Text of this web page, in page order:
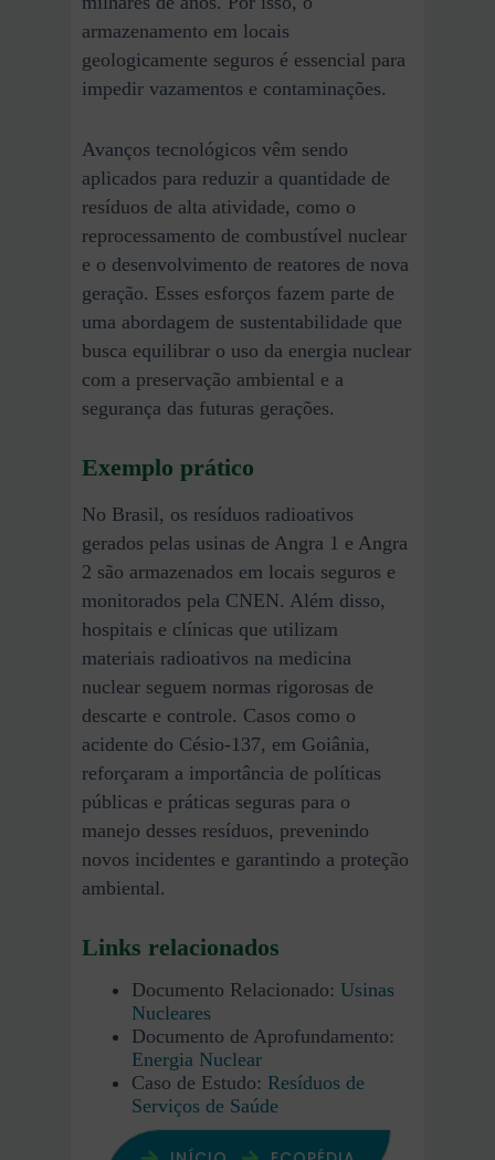
armazenamento em locais
geologicamente seguros é essencial para
impedir vazamentos e contaminações.
Avanços tecnológicos vêm sendo
aplicados para reduzir a quantidade de
resíduos de alta atividade, como o
reprocessamento de combustível nuclear
e o desenvolvimento de reatores de nova
geração. Esses esforços fazem parte de
uma abordagem de sustentabilidade que
busca equilibrar o uso da energia nuclear
com a preservação ambiental e a
segurança das futuras gerações.
Exemplo prático
No Brasil, os resíduos radioativos
gerados pelas usinas de Angra 1 e Angra
2 são armazenados em locais seguros e
monitorados pela CNEN. Além disso,
hospitais e clínicas que utilizam
materiais radioativos na medicina
nuclear seguem normas rigorosas de
descarte e controle. Casos como o
acidente do Césio-137, em Goiânia,
reforçaram a importância de políticas
públicas e práticas seguras para o
manejo desses resíduos, prevenindo
novos incidentes e garantindo a proteção
ambiental.
Links relacionados
Documento Relacionado: Usinas
Nucleares
Documento de Aprofundamento:
Energia Nuclear
Caso de Estudo: Resíduos de
Serviços de Saúde